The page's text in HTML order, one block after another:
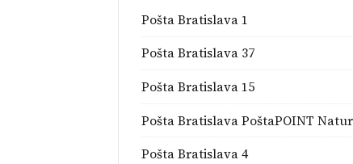
Pošta Bratislava 1
Pošta Bratislava 37
Pošta Bratislava 15
Pošta Bratislava PoštaPOINT
Pošta Bratislava 4